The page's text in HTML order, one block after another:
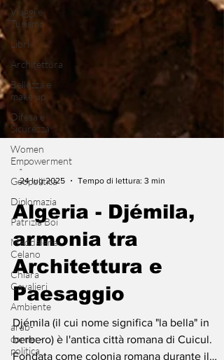
Viaggi e
Turismo
Libri
Architettura
Bellezza e
make up
Difesa e
Sicurezza
Women
Empowerment
Geopolitica
Diplomazia
Patrizia Boi
Maddalena
Celano
Chiara
Cavalieri
Ambiente
arab-
corner-
politica
-
24 lug 2025
Tempo di lettura: 3 min
Algeria - Djémila,
armonia tra
Architettura e
Paesaggio
Djémila (il cui nome significa "la bella" in